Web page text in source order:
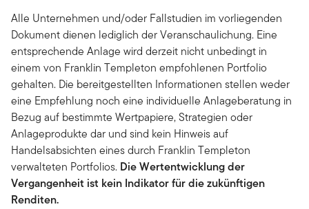
Alle Unternehmen und/oder Fallstudien im vorliegenden
Dokument dienen lediglich der Veranschaulichung. Eine
entsprechende Anlage wird derzeit nicht unbedingt in
einem von Franklin Templeton empfohlenen Portfolio
gehalten. Die bereitgestellten Informationen stellen weder
eine Empfehlung noch eine individuelle Anlageberatung in
Bezug auf bestimmte Wertpapiere, Strategien oder
Anlageprodukte dar und sind kein Hinweis auf
Handelsabsichten eines durch Franklin Templeton
verwalteten Portfolios. Die Wertentwicklung der
Vergangenheit ist kein Indikator für die zukünftigen
Renditen.